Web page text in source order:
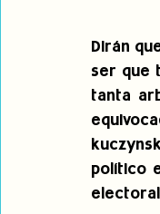
Dirán
ser que
tanta
político